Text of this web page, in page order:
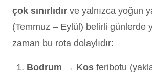
çok sınırlıdır ve yalnızca yoğun
(Temmuz – Eylül) belirli günlerde
zaman bu rota dolaylıdır:
Bodrum → Kos feribotu